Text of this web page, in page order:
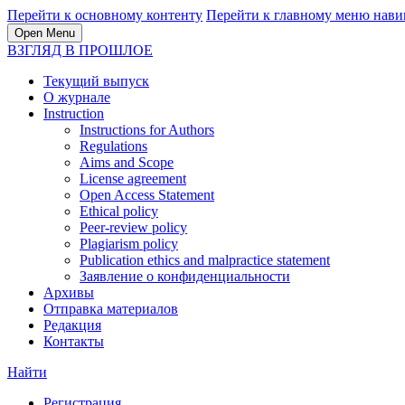
Перейти к основному контенту Перейти к главному меню
Open Menu
ВЗГЛЯД В ПРОШЛОЕ
Текущий выпуск
О журнале
Instruction
Instructions for Authors
Regulations
Aims and Scope
License agreement
Open Access Statement
Ethical policy
Peer-review policy
Plagiarism policy
Publication ethics and malpractice statement
Заявление о конфиденциальности
Архивы
Отправка материалов
Редакция
Контакты
Найти